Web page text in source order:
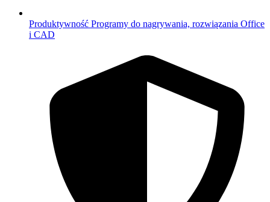
Produktywność Programy do nagrywania, rozwiązania Office
i CAD